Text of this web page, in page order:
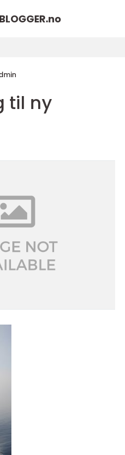
no
til ny